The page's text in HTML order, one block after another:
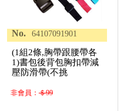
No. 64107091901
(1組2條,胸帶跟腰帶各
1)書包後背包胸扣帶減
壓防滑帶(不挑
非會員：＄99